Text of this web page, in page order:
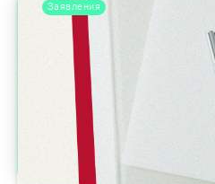
Заявления